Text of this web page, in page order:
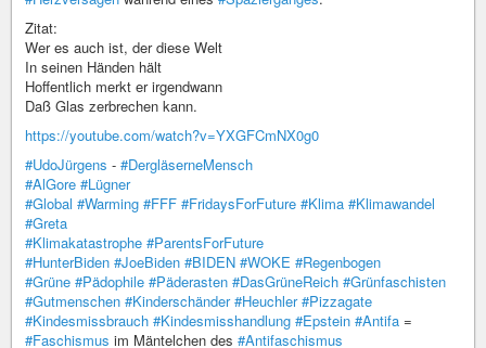
Zitat:
Wer es auch ist, der diese Welt
In seinen Händen hält
Hoffentlich merkt er irgendwann
Daß Glas zerbrechen kann.
https://youtube.com/watch?v=YXGFCmNX0g0
#UdoJürgens - #DergläserneMensch
#AlGore #Lügner
#Global #Warming #FFF #FridaysForFuture #Klima #Klimawandel
#Greta
#Klimakatastrophe #ParentsForFuture
#HunterBiden #JoeBiden #BIDEN #WOKE #Regenbogen
#Grüne #Pädophile #Päderasten #DasGrüneReich #Grünfaschisten
#Gutmenschen #Kinderschänder #Heuchler #Pizzagate
#Kindesmissbrauch #Kindesmisshandlung #Epstein #Antifa =
#Faschismus im Mäntelchen des #Antifaschismus